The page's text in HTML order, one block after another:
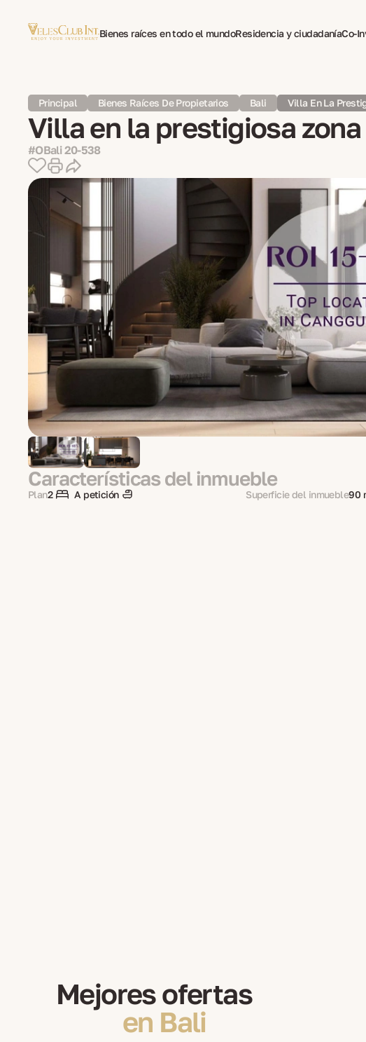
Bienes raíces en todo el mundoResidencia y ciudadaníaCo-
Principal Bienes Raíces De Propietarios Bali Villa En La
Villa en la prestigiosa
#OBali 20-538
Características del inmueble
Plan2 A petición Superficie del inmueble90
Mejores ofertas
en Bali